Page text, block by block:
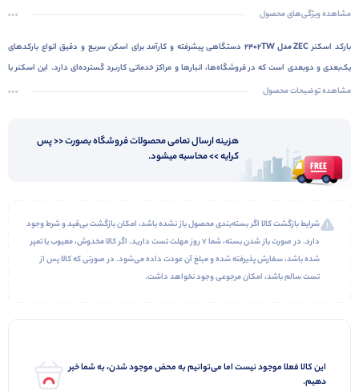
مشاهده ویژگی‌های محصول
بارکد اسکنرZEC مدل 2402TW
دستگاهی پیشرفته و کارآمد برای اسکن سریع و دقیق انواع بارکدهای
یک‌بعدی و دوبعدی است که در فروشگاه‌ها، انبارها و مراکز خدماتی کاربرد گسترده‌ای دارد. این اسکنر با
بهره‌گیری از فناوری نوری دقیق، حتی بارکدهای آسیب‌دیده یا در شرایط نوری ضعیف را به‌سرعت شناسایی
در محیط کار را آسان می‌کند. طراحی ارگونومیک و وزن سبک دستگاه، استفاده طولانی‌مدت بدون خستگی را
ممکن می‌سازد. بدنه مستحکم و مقاوم در برابر سقوط، دوام و عمر طولانی دستگاه را تضمین می‌کند.
مشاهده توضیحات محصول
هزینه ارسال تمامی محصولات فروشگاه بصورت << پس
کرایه >> محاسبه میشود.
شرایط بازگشت کالا اگر بسته‌بندی محصول باز نشده باشد، امکان بازگشت بی‌قید و شرط وجود
دارد. در صورت باز شدن بسته، شما ۷ روز مهلت تست دارید. اگر کالا مخدوش، معیوب یا تمپر
شده باشد، سفارش پذیرفته شده و مبلغ آن عودت داده می‌شود. در صورتی که کالا پس از
تست سالم باشد، امکان مرجوعی وجود نخواهد داشت.
این کالا فعلا موجود نیست اما می‌توانیم به محض موجود شدن، به شما خبر
دهیم.